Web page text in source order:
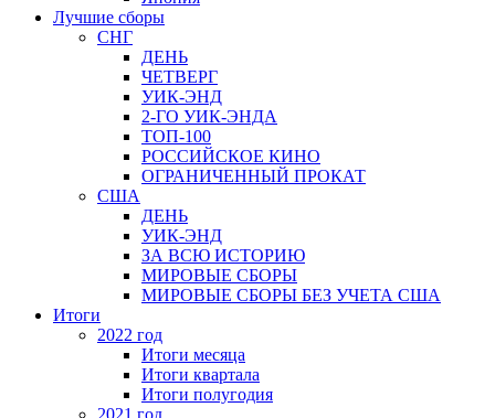
Лучшие сборы
СНГ
ДЕНЬ
ЧЕТВЕРГ
УИК-ЭНД
2-ГО УИК-ЭНДА
ТОП-100
РОССИЙСКОЕ КИНО
ОГРАНИЧЕННЫЙ ПРОКАТ
США
ДЕНЬ
УИК-ЭНД
ЗА ВСЮ ИСТОРИЮ
МИРОВЫЕ СБОРЫ
МИРОВЫЕ СБОРЫ БЕЗ УЧЕТА США
Итоги
2022 год
Итоги месяца
Итоги квартала
Итоги полугодия
2021 год